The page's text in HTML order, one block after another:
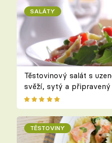
SALÁTY
Těstovinový salát s
svěží, sytý a
TĚSTOVINY